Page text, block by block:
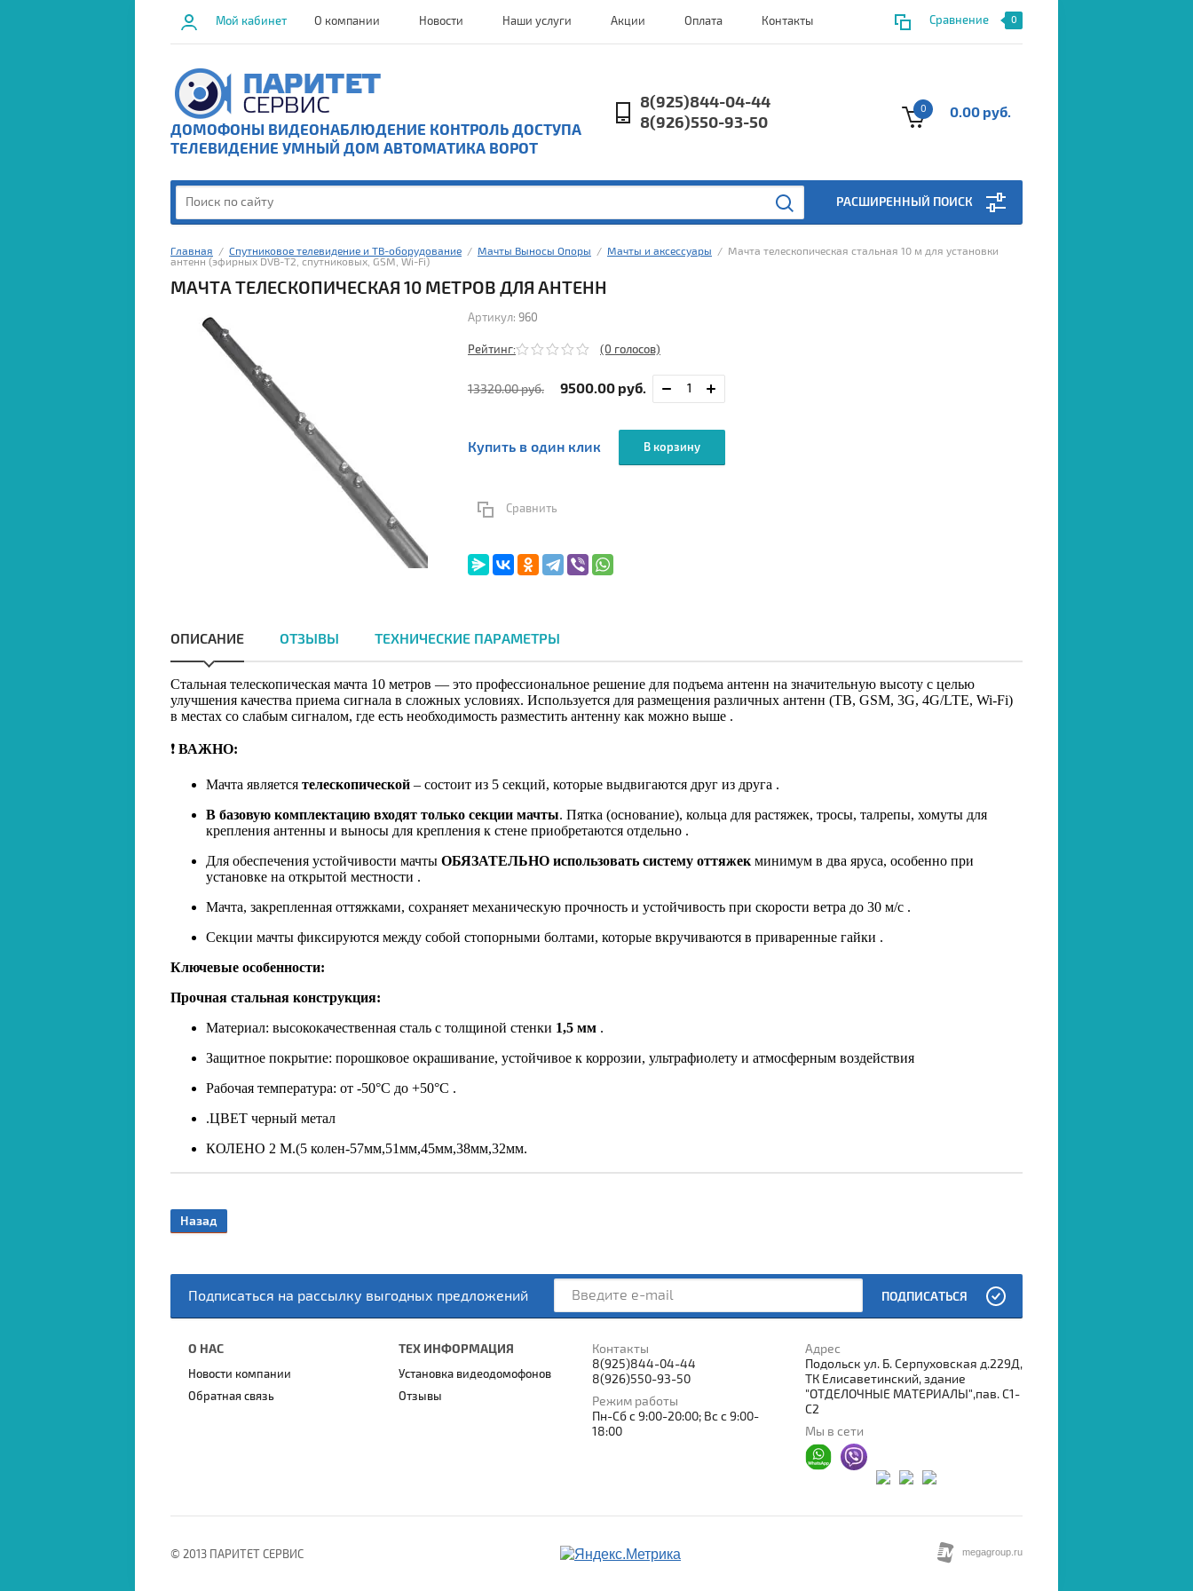
Мой кабинет О компании Новости Наши услуги Акции Оплата Контакты Сравнение 0
ДОМОФОНЫ ВИДЕОНАБЛЮДЕНИЕ КОНТРОЛЬ ДОСТУПА
ТЕЛЕВИДЕНИЕ УМНЫЙ ДОМ АВТОМАТИКА ВОРОТ
8(925)844-04-44
8(926)550-93-50
0 0.00 руб.
РАСШИРЕННЫЙ ПОИСК
Главная
  /
Спутниковое телевидение и ТВ-оборудование
  /
Мачты Выносы Опоры
  /
Мачты и аксессуары
  /  Мачта телескопическая стальная 10 м для установки
антенн (эфирных DVB-T2, спутниковых, GSM, Wi-Fi)
МАЧТА ТЕЛЕСКОПИЧЕСКАЯ 10 МЕТРОВ ДЛЯ АНТЕНН
Артикул: 960
Рейтинг: (0 голосов)
13320.00руб. 9500.00руб.
Купить в один клик В корзину
Сравнить
ОПИСАНИЕ ОТЗЫВЫ ТЕХНИЧЕСКИЕ ПАРАМЕТРЫ
Стальная телескопическая мачта 10 метров — это профессиональное решение для подъема антенн на значительную высоту с целью
улучшения качества приема сигнала в сложных условиях. Используется для размещения различных антенн (ТВ, GSM, 3G, 4G/LTE, Wi-Fi)
в местах со слабым сигналом, где есть необходимость разместить антенну как можно выше .
❗️ ВАЖНО:
Мачта является телескопической – состоит из 5 секций, которые выдвигаются друг из друга .
В базовую комплектацию входят только секции мачты. Пятка (основание), кольца для растяжек, тросы, талрепы, хомуты для
крепления антенны и выносы для крепления к стене приобретаются отдельно .
Для обеспечения устойчивости мачты ОБЯЗАТЕЛЬНО использовать систему оттяжек минимум в два яруса, особенно при
установке на открытой местности .
Мачта, закрепленная оттяжками, сохраняет механическую прочность и устойчивость при скорости ветра до 30 м/с .
Секции мачты фиксируются между собой стопорными болтами, которые вкручиваются в приваренные гайки .
Ключевые особенности:
Прочная стальная конструкция:
Материал: высококачественная сталь с толщиной стенки 1,5 мм .
Защитное покрытие: порошковое окрашивание, устойчивое к коррозии, ультрафиолету и атмосферным воздействия
Рабочая температура: от -50°C до +50°C .
.ЦВЕТ черный метал
КОЛЕНО 2 М.(5 колен-57мм,51мм,45мм,38мм,32мм.
Назад
Подписаться на рассылку выгодных предложений ПОДПИСАТЬСЯ
О НАС
Новости компании
Обратная связь
ТЕХ ИНФОРМАЦИЯ
Установка видеодомофонов
Отзывы
Контакты
8(925)844-04-44
8(926)550-93-50
Режим работы
Пн-Сб c 9:00-20:00; Вс c 9:00-
18:00
Адрес
Подольск ул. Б. Серпуховская д.229Д,
ТК Елисаветинский, здание
"ОТДЕЛОЧНЫЕ МАТЕРИАЛЫ",пав. С1-
С2
Мы в сети
© 2013 ПАРИТЕТ СЕРВИС